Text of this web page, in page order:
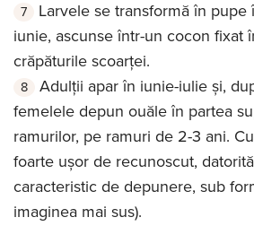
Larvele se transformă în pupe
iunie, ascunse într-un cocon fixat
crăpăturile scoarței.
Adulții apar în iunie-iulie și,
femelele depun ouăle în partea
ramurilor, pe ramuri de 2-3 ani.
foarte ușor de recunoscut,
caracteristic de depunere, sub
imaginea mai sus).